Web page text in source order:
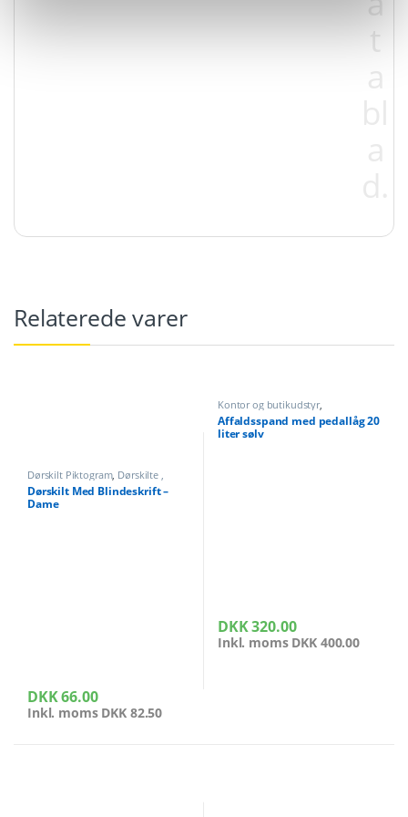
t
a
Relaterede varer
Dørskilt Piktogram, Dørskilte ,
Infoskilte ,Kontor og butikudstyr
Dørskilt Med Blindeskrift –
Dame
DKK66.00
Inkl. moms DKK 82.50
Kontor og butikudstyr,
Kontorartikler
Affaldsspand med pedallåg 20
liter sølv
DKK320.00
Inkl. moms DKK 400.00